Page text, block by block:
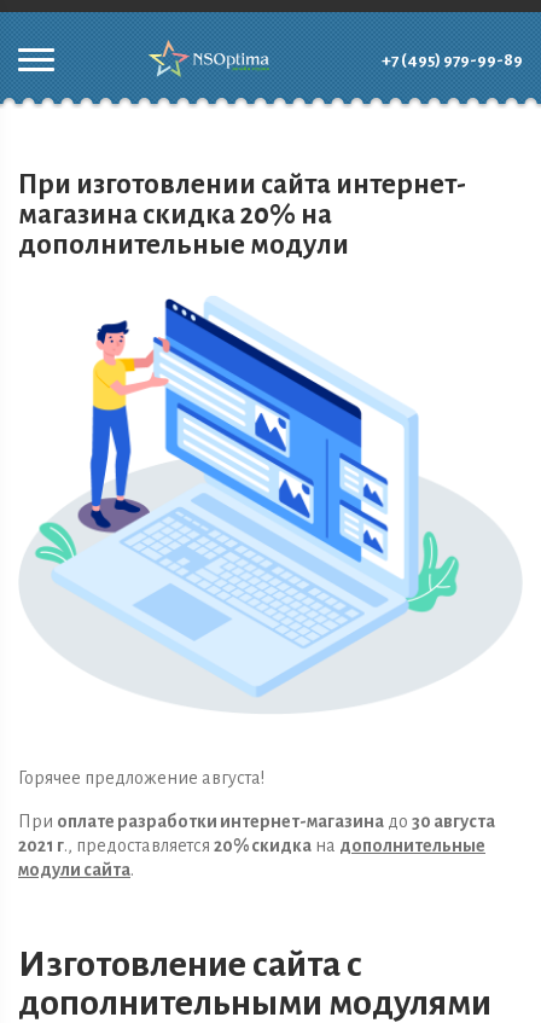
+7 (495) 979-99-89
При изготовлении сайта интернет-
магазина скидка 20% на
дополнительные модули
Горячее предложение августа!
При оплате разработки интернет-магазина до 30 августа
2021 г., предоставляется 20% скидка на дополнительные
модули сайта.
Изготовление сайта с
дополнительными модулями